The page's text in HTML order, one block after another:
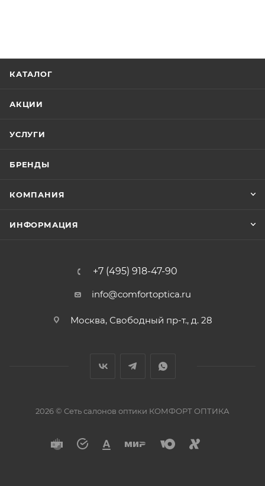
КАТАЛОГ
АКЦИИ
УСЛУГИ
БРЕНДЫ
КОМПАНИЯ
ИНФОРМАЦИЯ
+7 (495) 918-47-90
info@comfortoptica.ru
Москва, Свободный пр-т., д. 28
2026 © Сеть салонов оптики КОМФОРТ ОПТИКА